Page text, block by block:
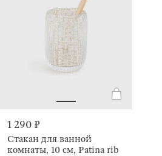
1 290 ₽
Стакан для ванной
комнаты, 10 см, Patina rib